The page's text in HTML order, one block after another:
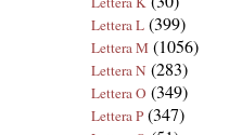
Lettera L (399)
Lettera M (1056)
Lettera N (283)
Lettera O (349)
Lettera P(347)